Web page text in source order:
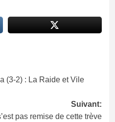
(3-2) : La Raide et Vile
Suivant:
pas remise de cette trève